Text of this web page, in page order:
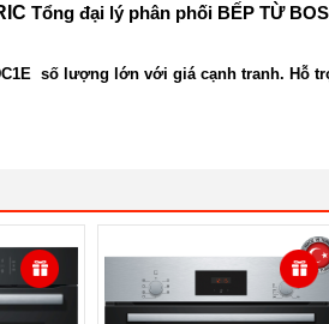
Tổng đại lý phân phối BẾP TỪ
số lượng lớn với giá cạnh tranh. Hỗ